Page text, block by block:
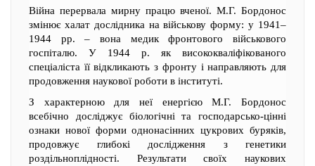
Війна перервала мирну працю вченої. М.Г. Бордонос
змінює халат дослідника на військову форму: у 1941–
1944 рр. – вона медик фронтового військового
госпіталю. У 1944 р. як висококваліфікованого
спеціаліста її відкликають з фронту і направляють для
продовження наукової роботи в інституті.
З характерною для неї енергією М.Г. Бордонос
всебічно досліджує біологічні та господарсько-цінні
ознаки нової форми однонасінних цукрових буряків,
продовжує глибокі дослідження з генетики
роздільноплідності. Результати своїх наукових